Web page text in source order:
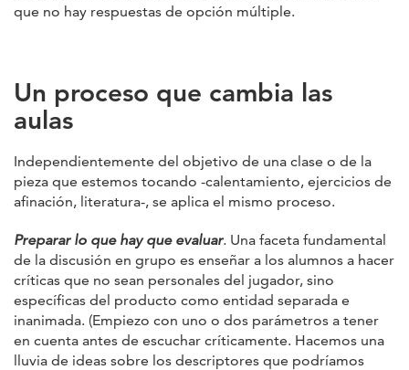
que no hay respuestas de opción múltiple.
Un proceso que cambia las
aulas
Independientemente del objetivo de una clase o de la
pieza que estemos tocando -calentamiento, ejercicios de
afinación, literatura-, se aplica el mismo proceso.
Preparar lo que hay que evaluar. Una faceta fundamental
de la discusión en grupo es enseñar a los alumnos a hacer
críticas que no sean personales del jugador, sino
específicas del producto como entidad separada e
inanimada. (Empiezo con uno o dos parámetros a tener
en cuenta antes de escuchar críticamente. Hacemos una
lluvia de ideas sobre los descriptores que podríamos